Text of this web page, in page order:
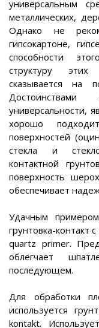
универсальным
металлических,
Однако не
гипсокартоне,
способности
структуру этих
сказывается на
универсальности,
хорошо
поверхностей
стекла и
контактной
поверхность
обеспечивает
Удачным
грунтовка-контакт
quartz primer.
облегчает
последующем.
Для обработки
используется
kontakt.